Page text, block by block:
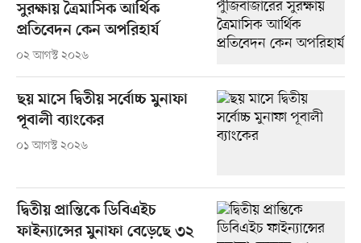
সুরক্ষায় ত্রৈমাসিক আর্থিক
প্রতিবেদন কেন অপরিহার্য
০২ আগস্ট ২০২৬
ছয় মাসে দ্বিতীয় সর্বোচ্চ মুনাফা
পূবালী ব্যাংকের
০১ আগস্ট ২০২৬
দ্বিতীয় প্রান্তিকে ডিবিএইচ
ফাইন্যান্সের মুনাফা বেড়েছে ৩২